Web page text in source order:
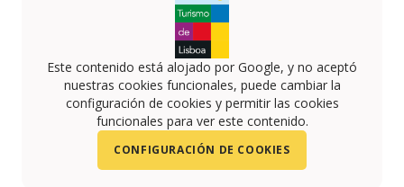
Este contenido está alojado por Google, y no aceptó
nuestras cookies funcionales, puede cambiar la
configuración de cookies y permitir las cookies
funcionales para ver este contenido.
CONFIGURACIÓN DE COOKIES